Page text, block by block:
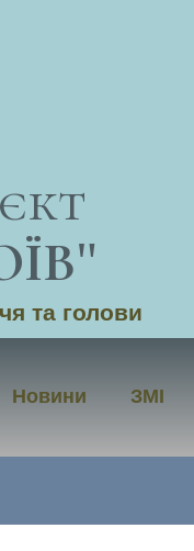
"
та голови
Новини ЗМІ